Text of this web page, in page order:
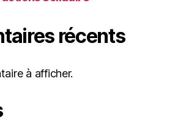
récents
à afficher.